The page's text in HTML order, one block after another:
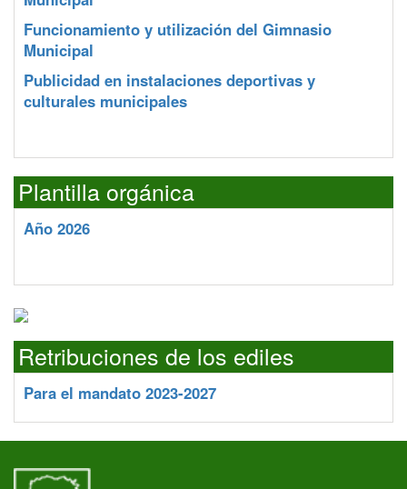
Funcionamiento y utilización del Gimnasio
Municipal
Publicidad en instalaciones deportivas y
culturales municipales
Plantilla orgánica
Año 2026
Retribuciones de los ediles
Para el mandato 2023-2027